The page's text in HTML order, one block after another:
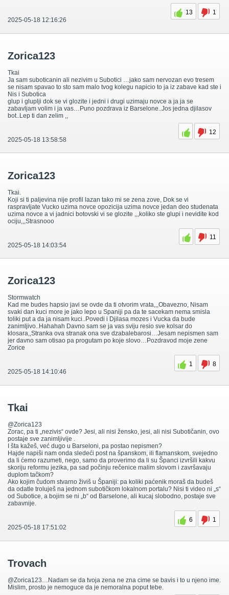
13
1
2025-05-18 12:16:26
Zorica123
Tkai
Ja sam suboticanin ali nezivim u Subotici …jako sam nervozan evo tresem
se nisam spavao to sto sam malo tvog kolegu napicio to ja iz zabave kad ste i
Nis i Subotica
glup i gluplji dok se vi glozite i jedni i drugi uzimaju novce a ja ja se
zabavljam volim i ja vas…Puno pozdrava iz Barselone..Jos jedna djilasov
bot..Lep ti dan zelim ,,
12
2025-05-18 13:58:58
Zorica123
Tkai.
Koji si ti paljevina nije profil lazan tako mi se zena zove, Dok se vi
raspravljate Vucko uzima novce opozicija uzima novce jedan deo studenata
uzima novce a vi jadnici botovski vi se glozite ,,,koliko ste glupi i nevidite kod
ociju,,,Strasnooo
11
2025-05-18 14:03:54
Zorica123
Stormwatch
Kad me budes hapsio javi se ovde da ti otvorim vrata,,,Obavezno, Nisam
svaki dan kuci more je jako lepo u Spaniji pa da te sacekam nema smisla
toliki put a da ja nisam kuci..Povedi i Djilasa mozes i Vucka da bude
zanimljivo..Hahahah Davno sam se ja vas sviju resio sve kolsar do
klosara,,Stranka ova stranak ona sve dzabalebarosi…Jesam nepismen sam
jer davno sam otisao pa progutam po koje slovo…Pozdravod moje zene
Zorice
1
8
2025-05-18 14:10:46
Tkai
@Zorica123
Zorac, pa ti „nezivis“ ovde? Jesi, ali nisi žensko, jesi, ali nisi Subotičanin, ovo
postaje sve zanimljivije .
I šta kažeš, već dugo u Barseloni, pa postao nepismen?
Hajde napiši nam onda sledeći post na španskom, ili flamanskom, svejedno
da li ćemo razumeti, nego, samo da proverimo da li su Španci izvršili kakvu
skoriju reformu jezika, pa sad počinju rečenice malim slovom i završavaju
duplom tačkom?
Ako kojim čudom stvarno živiš u Španiji: pa koliki paćenik moraš da budeš
da odatle troluješ na jednom subotičkom lokalnom portalu? Nisi ti video ni „s“
od Subotice, a bojim se ni „b“ od Barselone, ali kucaj slobodno, postaje sve
zabavnije.
6
1
2025-05-18 17:51:02
Trovach
@Zorica123…Nadam se da tvoja zena ne zna cime se bavis i to u njeno ime.
Mislim, prosto je nemoguce da je nemoralna poput tebe.